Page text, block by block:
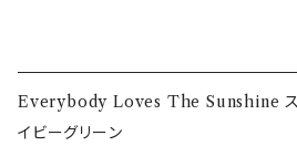
Everybody Loves The Sunshine ス
イビーグリーン